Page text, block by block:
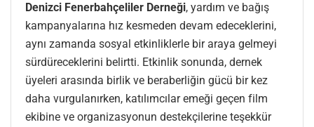
Denizci Fenerbahçeliler Derneği, yardım ve bağış
kampanyalarına hız kesmeden devam edeceklerini,
aynı zamanda sosyal etkinliklerle bir araya gelmeyi
sürdüreceklerini belirtti. Etkinlik sonunda, dernek
üyeleri arasında birlik ve beraberliğin gücü bir kez
daha vurgulanırken, katılımcılar emeği geçen film
ekibine ve organizasyonun destekçilerine teşekkür